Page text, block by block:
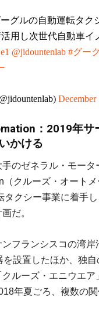
グルの自動運転タク
用し次世代自動車イ
@jidountenlab #グー
December
：2019年サ
かける
のゼネラル・モータ
クルーズ・オートメ
タクシー事業に着手
だ。
フランシスコの湾岸
設置したほか、独自
ルーズ・エニウエア
年夏ごろ、複数の